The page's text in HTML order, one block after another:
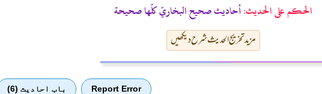
الحكم على الحديث:أحاديث صحيح البخاريّ كلّها صحيحة
مزید تخریج الحدیث شرح دیکھیں
Report Error باب احادیث (6)